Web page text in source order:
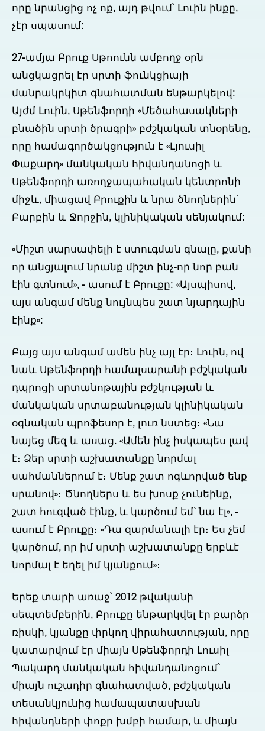
որը նրանցից ոչ ոք, այդ թվում՝ Լուին ինքը,
չէր սպասում:
27-ամյա Բրուք Սթոունն ամբողջ օրն
անցկացրել էր սրտի ֆունկցիայի
մանրակրկիտ գնահատման ենթարկելով:
Այժմ Լուին, Սթենֆորդի «Մեծահասակների
բնածին սրտի ծրագրի» բժշկական տնօրենը,
որը համագործակցություն է «Լյուսիլ
Փաքարդ» մանկական հիվանդանոցի և
Սթենֆորդի առողջապահական կենտրոնի
միջև, միացավ Բրուքին և նրա ծնողներին՝
Բարբին և Ջորջին, կլինիկական սենյակում:
«Միշտ սարսափելի է ստուգման գնալը, քանի
որ անցյալում նրանք միշտ ինչ-որ նոր բան
էին գտնում», - ասում է Բրուքը: «Այսպիսով,
այս անգամ մենք նույնպես շատ նյարդային
էինք»:
Բայց այս անգամ ամեն ինչ այլ էր։ Լուին, ով
նաև Սթենֆորդի համալսարանի բժշկական
դպրոցի սրտանոթային բժշկության և
մանկական սրտաբանության կլինիկական
օգնական պրոֆեսոր է, լուռ նստեց։ «Նա
նայեց մեզ և ասաց. «Ամեն ինչ իսկապես լավ
է։ Ձեր սրտի աշխատանքը նորմալ
սահմաններում է։ Մենք շատ ոգևորված ենք
սրանով»։ Ծնողներս և ես խոսք չունեինք,
շատ հուզված էինք, և կարծում եմ՝ նա էլ», -
ասում է Բրուքը։ «Դա զարմանալի էր։ Ես չեմ
կարծում, որ իմ սրտի աշխատանքը երբևէ
նորմալ է եղել իմ կյանքում»։
Երեք տարի առաջ՝ 2012 թվականի
սեպտեմբերին, Բրուքը ենթարկվել էր բարձր
ռիսկի, կյանքը փրկող վիրահատության, որը
կատարվում էր միայն Սթենֆորդի Լուսիլ
Պակարդ մանկական հիվանդանոցում՝
միայն ուշադիր գնահատված, բժշկական
տեսանկյունից համապատասխան
հիվանդների փոքր խմբի համար, և միայն